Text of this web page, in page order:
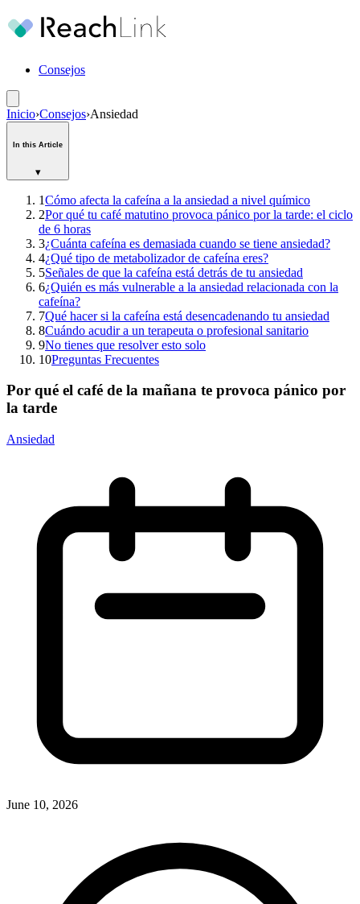
Consejos
Inicio›Consejos›Ansiedad
In this Article
▾
1Cómo afecta la cafeína a la ansiedad a nivel químico
2Por qué tu café matutino provoca pánico por la tarde: el ciclo
de 6 horas
3¿Cuánta cafeína es demasiada cuando se tiene ansiedad?
4¿Qué tipo de metabolizador de cafeína eres?
5Señales de que la cafeína está detrás de tu ansiedad
6¿Quién es más vulnerable a la ansiedad relacionada con la
cafeína?
7Qué hacer si la cafeína está desencadenando tu ansiedad
8Cuándo acudir a un terapeuta o profesional sanitario
9No tienes que resolver esto solo
10Preguntas Frecuentes
Por qué el café de la mañana te provoca pánico por
la tarde
Ansiedad
June 10, 2026